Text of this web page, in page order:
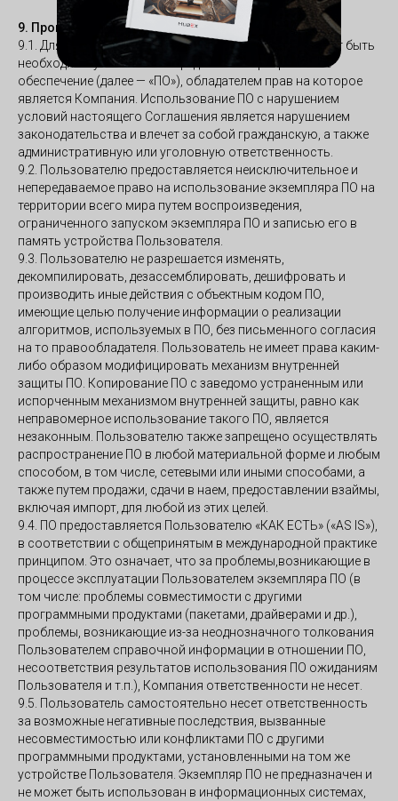
9. Программное обеспечение
9.1. Для использования Сервиса Пользователю может быть
необходимо установить определённое программное
обеспечение (далее — «ПО»), обладателем прав на которое
является Компания. Использование ПО с нарушением
условий настоящего Соглашения является нарушением
законодательства и влечет за собой гражданскую, а также
административную или уголовную ответственность.
9.2. Пользователю предоставляется неисключительное и
непередаваемое право на использование экземпляра ПО на
территории всего мира путем воспроизведения,
ограниченного запуском экземпляра ПО и записью его в
память устройства Пользователя.
9.3. Пользователю не разрешается изменять,
декомпилировать, дезассемблировать, дешифровать и
производить иные действия с объектным кодом ПО,
имеющие целью получение информации о реализации
алгоритмов, используемых в ПО, без письменного согласия
на то правообладателя. Пользователь не имеет права каким-
либо образом модифицировать механизм внутренней
защиты ПО. Копирование ПО с заведомо устраненным или
испорченным механизмом внутренней защиты, равно как
неправомерное использование такого ПО, является
незаконным. Пользователю также запрещено осуществлять
распространение ПО в любой материальной форме и любым
способом, в том числе, сетевыми или иными способами, а
также путем продажи, сдачи в наем, предоставлении взаймы,
включая импорт, для любой из этих целей.
9.4. ПО предоставляется Пользователю «КАК ЕСТЬ» («AS IS»),
в соответствии с общепринятым в международной практике
принципом. Это означает, что за проблемы,возникающие в
процессе эксплуатации Пользователем экземпляра ПО (в
том числе: проблемы совместимости с другими
программными продуктами (пакетами, драйверами и др.),
проблемы, возникающие из-за неоднозначного толкования
Пользователем справочной информации в отношении ПО,
несоответствия результатов использования ПО ожиданиям
Пользователя и т.п.), Компания ответственности не несет.
9.5. Пользователь самостоятельно несет ответственность
за возможные негативные последствия, вызванные
несовместимостью или конфликтами ПО с другими
программными продуктами, установленными на том же
устройстве Пользователя. Экземпляр ПО не предназначен и
не может быть использован в информационных системах,